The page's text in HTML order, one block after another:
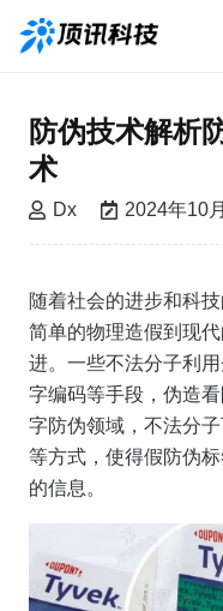
防伪技术解析
术
Dx 2024年10
随着社会的进步和科
简单的物理造假到现
进。一些不法分子利
字编码等手段，伪造
字防伪领域，不法分
等方式，使得假防伪
的信息。